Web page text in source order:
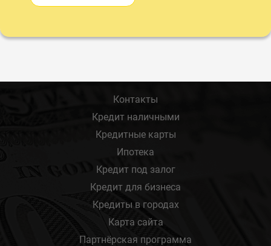
Контакты
Кредит наличными
Кредитные карты
Ипотека
Кредит под залог
Кредит для бизнеса
Кредиты в городах
Карта сайта
Партнёрская программа